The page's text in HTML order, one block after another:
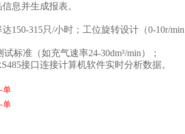
息并生成报表。
150-315只/小时；工位旋转设计（0-10r/min
标准（如充气速率24-30dm³/min）；
接口连接计算机软件实时分析数据。